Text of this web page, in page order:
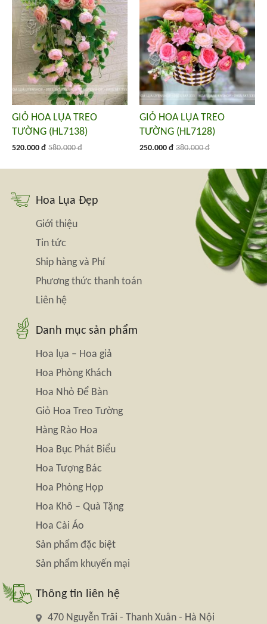
GIỎ HOA LỤA TREO
TƯỜNG (HL7138)
520.000 đ 580.000 đ
GIỎ HOA LỤA TREO
TƯỜNG (HL7128)
250.000 đ 380.000 đ
Hoa Lụa Đẹp
Giới thiệu
Tin tức
Ship hàng và Phí
Phương thức thanh toán
Liên hệ
Danh mục sản phẩm
Hoa lụa – Hoa giả
Hoa Phòng Khách
Hoa Nhỏ Để Bàn
Giỏ Hoa Treo Tường
Hàng Rào Hoa
Hoa Bục Phát Biểu
Hoa Tượng Bác
Hoa Phòng Họp
Hoa Khô – Quà Tặng
Hoa Cài Áo
Sản phẩm đặc biệt
Sản phẩm khuyến mại
Thông tin liên hệ
470 Nguyễn Trãi - Thanh Xuân - Hà Nội